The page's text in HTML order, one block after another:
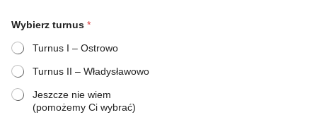
Wybierz turnus *
Turnus I – Ostrowo
Turnus II – Władysławowo
Jeszcze nie wiem
(pomożemy Ci wybrać)